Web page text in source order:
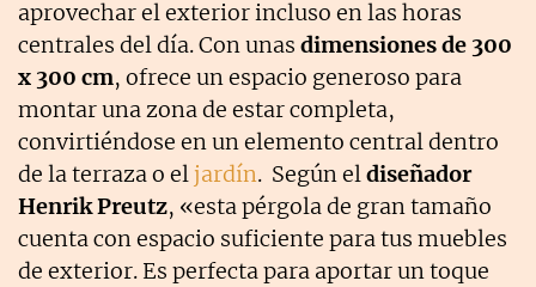
aprovechar el exterior incluso en las horas
centrales del día. Con unas dimensiones de 300
x 300 cm, ofrece un espacio generoso para
montar una zona de estar completa,
convirtiéndose en un elemento central dentro
de la terraza o eljardín. Según eldiseñador
Henrik Preutz, «esta pérgola de gran tamaño
cuenta con espacio suficiente para tus muebles
de exterior. Es perfecta para aportar un toque